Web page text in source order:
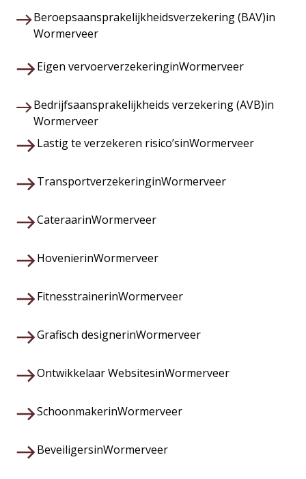
Beroepsaansprakelijkheidsverzekering (BAV)in
Wormerveer
Eigen vervoerverzekeringinWormerveer
Bedrijfsaansprakelijkheids verzekering (AVB)in
Wormerveer
Lastig te verzekeren risico’sinWormerveer
TransportverzekeringinWormerveer
CateraarinWormerveer
HovenierinWormerveer
FitnesstrainerinWormerveer
Grafisch designerinWormerveer
Ontwikkelaar WebsitesinWormerveer
SchoonmakerinWormerveer
BeveiligersinWormerveer